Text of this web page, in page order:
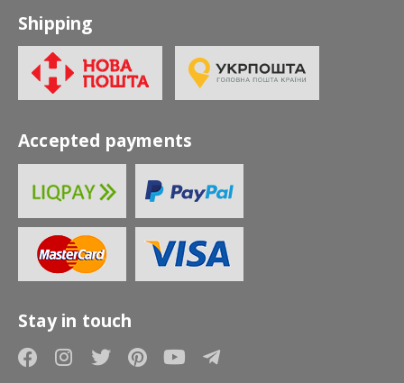
Shipping
Accepted payments
Stay in touch